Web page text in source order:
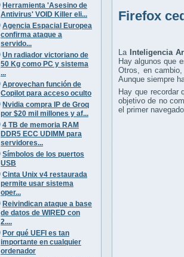
Herramienta 'Asesino de
Antivirus' VOID Killer eli...
Agencia Espacial Europea
confirma ataque a
servido...
Un radiador victoriano de
50 Kg como PC y sistema
...
Aprovechan función de
Copilot para acceso oculto
Nvidia compra IP de Groq
por $20 mil millones y af...
4 TB de memoria RAM
DDR5 ECC UDIMM para
servidores...
Símbolos de los puertos
USB
Cinta Unix v4 restaurada
permite usar sistema
oper...
Reivindican ataque a base
de datos de WIRED con
2....
Por qué UEFI es tan
importante en cualquier
ordenador
Firefox
La Inteligencia
Hay algunos que
Otros, en
Aunque siempre
Hay que recordar
objetivo de no
el primer